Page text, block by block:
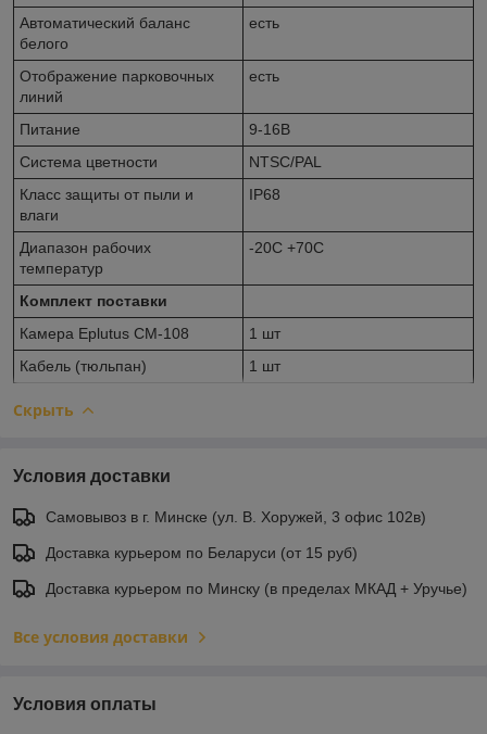
Автоматический баланс
белого
есть
Отображение парковочных
линий
есть
Питание
9-16В
Система цветности
NTSC/PAL
Класс защиты от пыли и
влаги
IP68
Диапазон рабочих
температур
-20С +70С
Комплект поставки
Камера Eplutus CM-108
1 шт
Кабель (тюльпан)
1 шт
Скрыть
Условия доставки
Самовывоз в г. Минске (ул. В. Хоружей, 3 офис 102в)
Доставка курьером по Беларуси (от 15 руб)
Доставка курьером по Минску (в пределах МКАД + Уручье)
Все условия доставки
Условия оплаты